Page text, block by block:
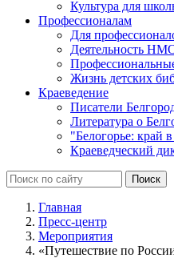
Культура для
Профессионалам
Для
Деятельность
Жизнь детских
Краеведение
Писатели
Литература о
"Белогорье: край
Краеведческий
Главная
Пресс-центр
Мероприятия
«Путешествие по